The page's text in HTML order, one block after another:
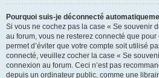
Pourquoi suis-je déconnecté
Si vous ne cochez pas la case « Se souvenir
au forum, vous ne resterez connecté que
permet d’éviter que votre compte soit utilisé
connecté, veuillez cocher la case « Se
connexion au forum. Ceci n’est pas
depuis un ordinateur public, comme une